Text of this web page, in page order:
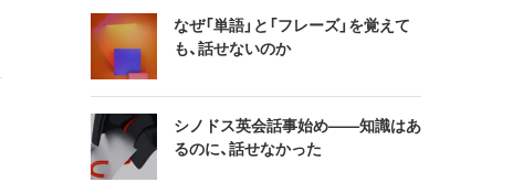
なぜ「単語」と「フレーズ」を覚えて
も、話せないのか
シノドス英会話事始め——知識はあ
るのに、話せなかった